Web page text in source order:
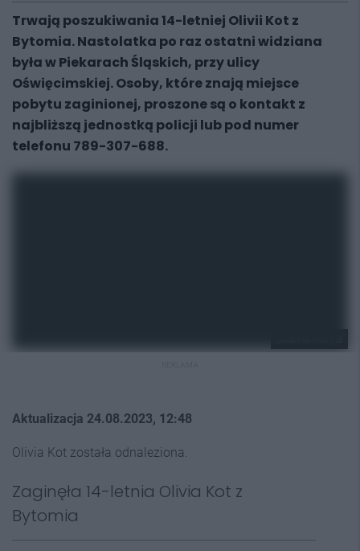
Trwają poszukiwania 14-letniej Olivii Kot z
Bytomia. Nastolatka po raz ostatni widziana
była w Piekarach Śląskich, przy ulicy
Oświęcimskiej. Osoby, które znają miejsce
pobytu zaginionej, proszone są o kontakt z
najbliższą jednostką policji lub pod numer
telefonu 789-307-688.
Aktualizacja 24.08.2023, 12:48
Olivia Kot została odnaleziona.
Zaginęła 14-letnia Olivia Kot z
Bytomia